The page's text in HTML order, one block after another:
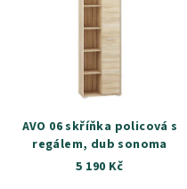
AVO 06 skříňka policová s
regálem, dub sonoma
5 190 Kč